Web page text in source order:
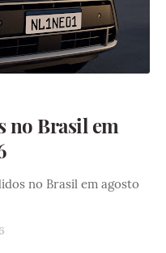
no Brasil em
no Brasil em agosto